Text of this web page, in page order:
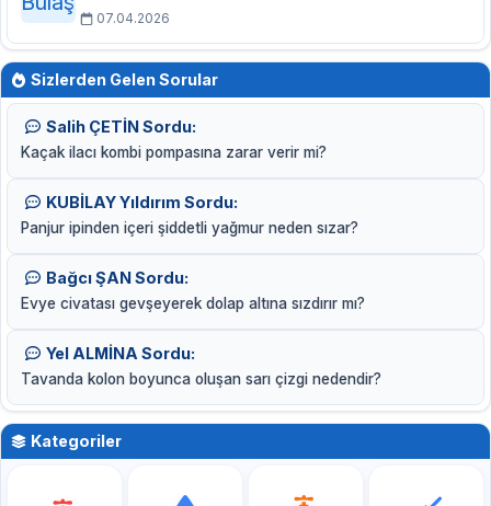
07.04.2026
Sizlerden Gelen Sorular
Salih ÇETİN Sordu:
Kaçak ilacı kombi pompasına zarar verir mi?
KUBİLAY Yıldırım Sordu:
Panjur ipinden içeri şiddetli yağmur neden sızar?
Bağcı ŞAN Sordu:
Evye civatası gevşeyerek dolap altına sızdırır mı?
Yel ALMİNA Sordu:
Tavanda kolon boyunca oluşan sarı çizgi nedendir?
Kategoriler